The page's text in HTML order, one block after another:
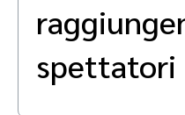
referral
SaaS marketing
Servizi
spettatori